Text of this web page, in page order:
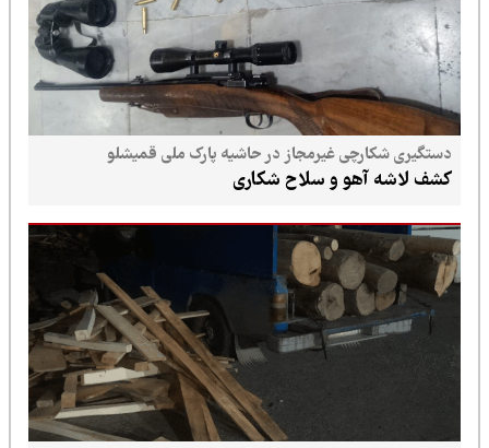
دستگیری شکارچی غیرمجاز در حاشیه پارک ملی قمیشلو
کشف لاشه آهو و سلاح شکاری